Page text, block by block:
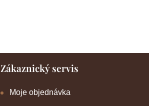
Zákaznický servis
Moje objednávka